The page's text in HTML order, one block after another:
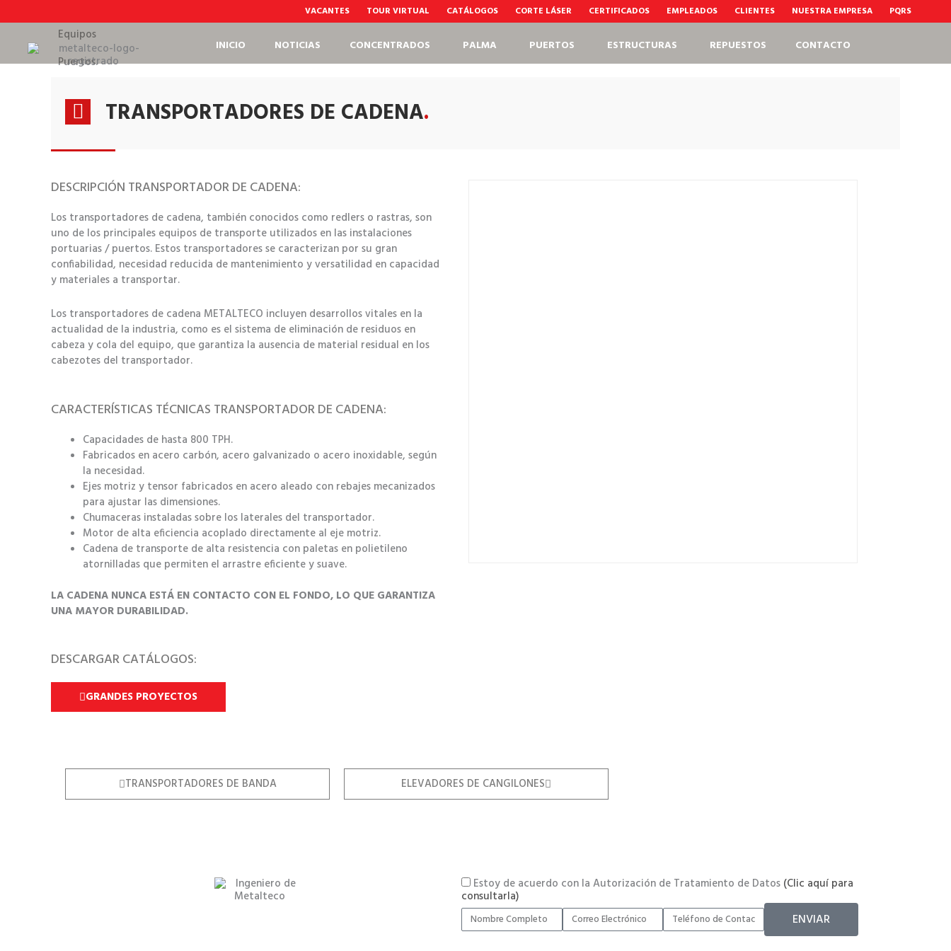
al VACANTES TOUR VIRTUAL CATÁLOGOS CORTE LÁSER CERTIFICADOS EMPLEADOS CLIENTES NUESTRA EMPRESA PQRS
INICIO NOTICIAS CONCENTRADOS PALMA PUERTOS ESTRUCTURAS REPUESTOS CONTACTO
Equipos
Puertos.
TRANSPORTADORES DE CADENA.
DESCRIPCIÓN TRANSPORTADOR DE CADENA:
Los transportadores de cadena, también conocidos como redlers o rastras, son
uno de los principales equipos de transporte utilizados en las instalaciones
portuarias / puertos. Estos transportadores se caracterizan por su gran
confiabilidad, necesidad reducida de mantenimiento y versatilidad en capacidad
y materiales a transportar.
Los transportadores de cadena METALTECO incluyen desarrollos vitales en la
actualidad de la industria, como es el sistema de eliminación de residuos en
cabeza y cola del equipo, que garantiza la ausencia de material residual en los
cabezotes del transportador.
CARACTERÍSTICAS TÉCNICAS TRANSPORTADOR DE CADENA:
Capacidades de hasta 800 TPH.
Fabricados en acero carbón, acero galvanizado o acero inoxidable, según
la necesidad.
Ejes motriz y tensor fabricados en acero aleado con rebajes mecanizados
para ajustar las dimensiones.
Chumaceras instaladas sobre los laterales del transportador.
Motor de alta eficiencia acoplado directamente al eje motriz.
Cadena de transporte de alta resistencia con paletas en polietileno
atornilladas que permiten el arrastre eficiente y suave.
LA CADENA NUNCA ESTÁ EN CONTACTO CON EL FONDO, LO QUE GARANTIZA
UNA MAYOR DURABILIDAD.
DESCARGAR CATÁLOGOS:
GRANDES PROYECTOS
TRANSPORTADORES DE BANDA ELEVADORES DE CANGILONES
Estoy de acuerdo con la Autorización de Tratamiento de Datos (Clic aquí para
consultarla)
ENVIAR